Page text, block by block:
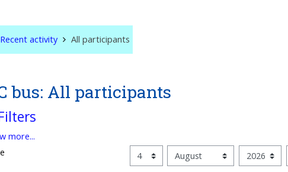
Recent activity All participants
bus: All participants
more...
SinceMonth Year